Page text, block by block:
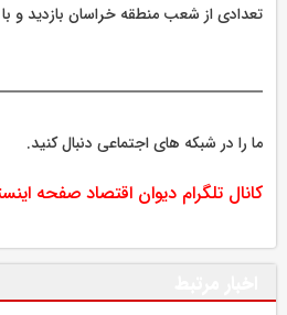
تعدادی از شعب منطقه خراسان بازدید و
ما را در شبکه های اجتماعی دنبال کنید.
کانال تلگرام دیوان اقتصاد صفحه